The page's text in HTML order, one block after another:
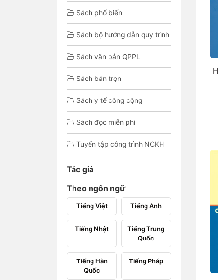
Sách phổ biến
Sách bộ hướng dẫn quy trình
Sách văn bản QPPL
Sách bán trọn
Sách y tế công cộng
Sách đọc miễn phí
Tuyển tập công trình NCKH
Tác giả
Theo ngôn ngữ
Tiếng Việt Tiếng Anh
Tiếng Nhật
Tiếng Trung
Quốc
Tiếng Hàn
Quốc
Tiếng Pháp